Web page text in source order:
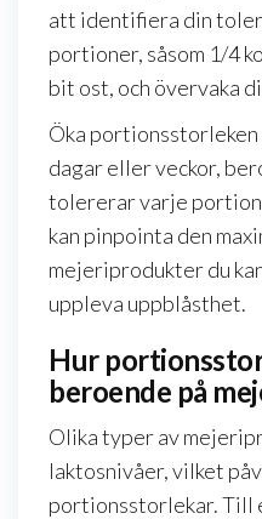
att identifiera din
portioner, såsom 1/4
bit ost, och övervaka
Öka
dagar eller veckor,
tolererar varje
kan pinpointa den
mejeriprodukter du
uppleva uppblåsthet.
Hur
beroende på
Olika typer av
laktosnivåer, vilket
portionsstorlekar. Till